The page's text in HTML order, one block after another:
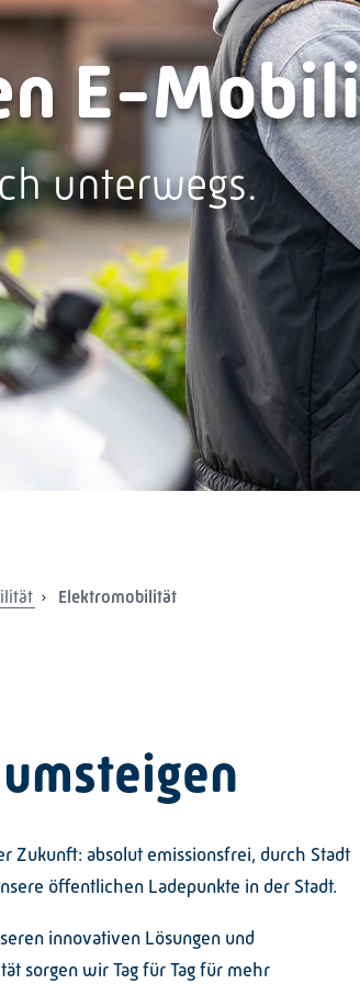
E-
unterwegs.
Elektromobilität
Zukunft: absolut emissionsfrei, durch Stadt
öffentlichen Ladepunkte in der Stadt.
innovativen Lösungen und
sorgen wir Tag für Tag für mehr